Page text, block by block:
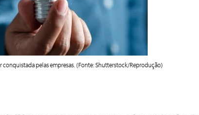
conquistada pelas empresas. (Fonte: Shutterstock/Reprodução)